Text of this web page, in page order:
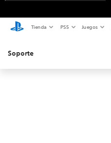
Tienda PS5 Juegos
Soporte